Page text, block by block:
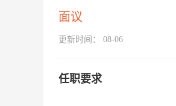
面议
更新时间： 08-06
任职要求